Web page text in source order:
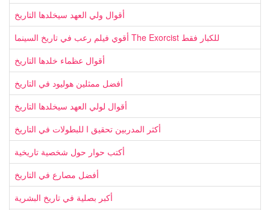
أقوال ولي العهد سيخلدها التاريخ
أقوي فيلم رعب في تاريخ السينما The Exorcist للكبار فقط
أقوال عظماء خلدها التاريخ
أفضل ممثلين هوليود في التاريخ
أقوال لولي العهد سيخلدها التاريخ
أكثر المدربين تحقيق ا للبطولات في التاريخ
أكتب حوار حول شخصية تاريخية
أفضل مصارع في التاريخ
أكبر بصلية في تاريخ البشرية